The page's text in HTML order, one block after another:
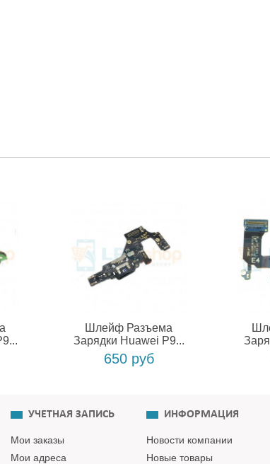
Шлейф Разъема
Зарядки Huawei P9...
650 руб
УЧЕТНАЯ ЗАПИСЬ
Мои заказы
Мои адреса
ИНФОРМАЦИЯ
Новости компании
Новые товары